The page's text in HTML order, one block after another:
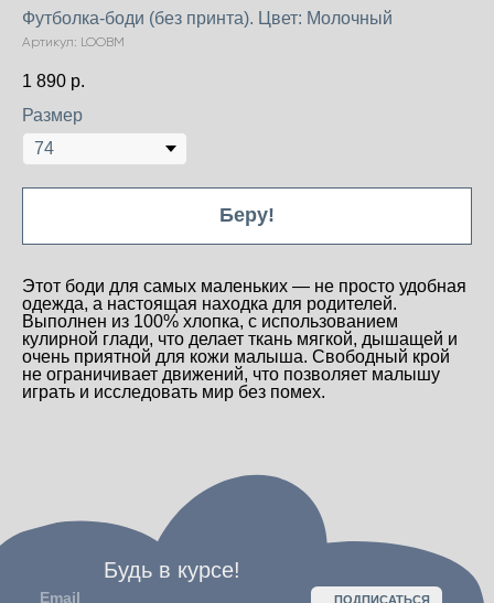
Футболка-боди (без принта). Цвет: Молочный
Артикул: LOOBM
1 890 р.
Размер
Беру!
Этот боди для самых маленьких — не просто удобная
одежда, а настоящая находка для родителей.
Выполнен из 100% хлопка, с использованием
кулирной глади, что делает ткань мягкой, дышащей и
очень приятной для кожи малыша. Свободный крой
не ограничивает движений, что позволяет малышу
играть и исследовать мир без помех.
Будь в курсе!
политика конфиденциальности
пользовательское соглашение
loo.bm.brand@gmail.com
персональных данных и получение новостей, а также подтверждаете,
политикой конфиденциальности